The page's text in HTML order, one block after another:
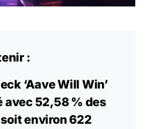
:
‘Aave Will Win’
avec 52,58 % des
environ 622